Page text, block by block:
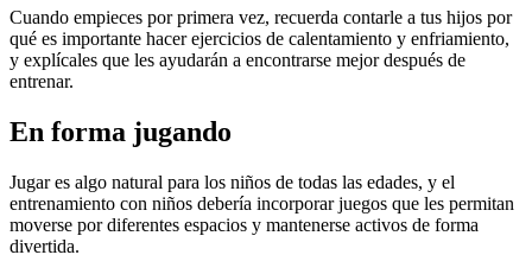
Cuando empieces por primera vez, recuerda contarle a tus hijos por
qué es importante hacer ejercicios de calentamiento y enfriamiento,
y explícales que les ayudarán a encontrarse mejor después de
entrenar.
En forma jugando
Jugar es algo natural para los niños de todas las edades, y el
entrenamiento con niños debería incorporar juegos que les permitan
moverse por diferentes espacios y mantenerse activos de forma
divertida.